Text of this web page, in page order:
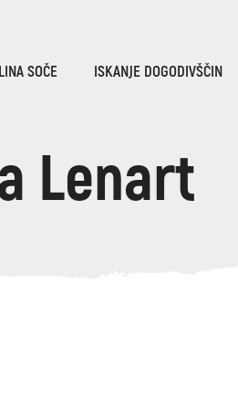
SOČE ISKANJE DOGODIVŠČIN
Lenart
TOLMINSKA KORITA